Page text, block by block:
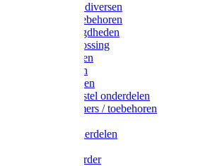
Koe / Stier diversen
Melkers toebehoren
Stalbenodigdheden
Kalververlossing
Stierenringen
Onthoornen
Kalverflessen
Koerugborstel onderdelen
Kalveremmers / toebehoren
Koelift onderdelen
Uieronthaarder